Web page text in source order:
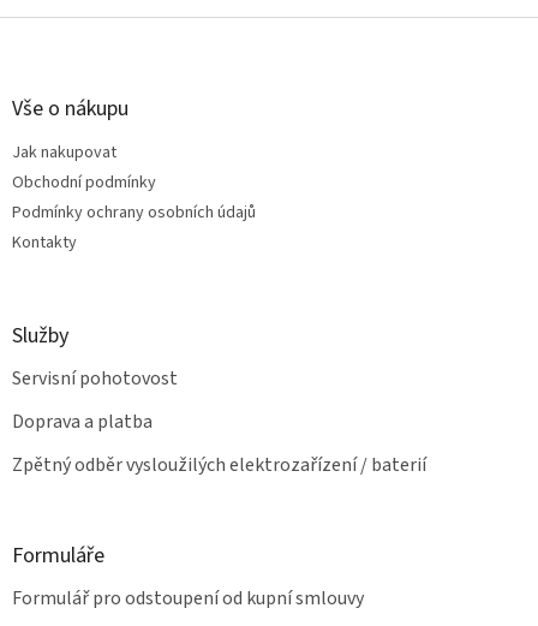
a
v
Z
Vše o nákupu
Jak nakupovat
Obchodní podmínky
Podmínky ochrany osobních údajů
Kontakty
Služby
Servisní pohotovost
Doprava a platba
Zpětný odběr vysloužilých elektrozařízení / baterií
Formuláře
Formulář pro odstoupení od kupní smlouvy